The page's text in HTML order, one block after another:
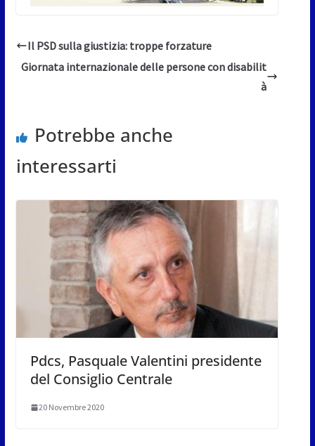
Il PSD sulla giustizia: troppe forzature
Giornata internazionale delle persone con disabilit
à
Potrebbe anche
interessarti
Pdcs, Pasquale Valentini presidente
del Consiglio Centrale
20 Novembre 2020